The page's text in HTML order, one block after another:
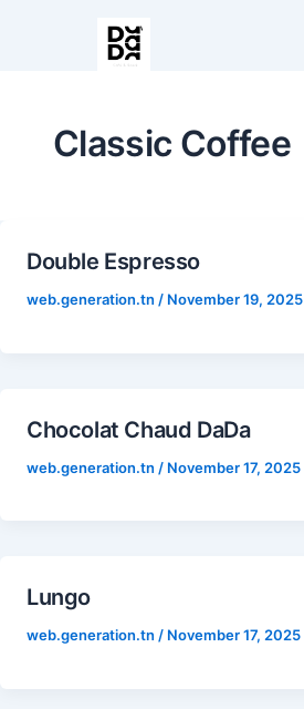
Classic Coffee
Double Espresso
web.generation.tn / November 19, 2025
Chocolat Chaud DaDa
web.generation.tn / November 17, 2025
Lungo
web.generation.tn / November 17, 2025